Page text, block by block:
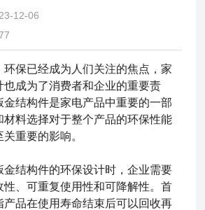
12-06
保已经成为人们关注的焦点，家
也成为了消费者和企业的重要责
金结构件是家电产品中重要的一部
材料选择对于整个产品的环保性能
重要的影响。
结构件的环保设计时，企业需要
性、可重复使用性和可降解性。首
产品在使用寿命结束后可以回收再